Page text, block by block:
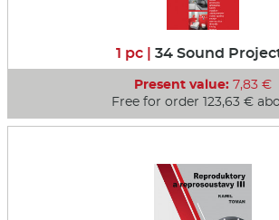
1 pc | 34 Sound
Present value: 7,83 €
Free for order 123,63 €